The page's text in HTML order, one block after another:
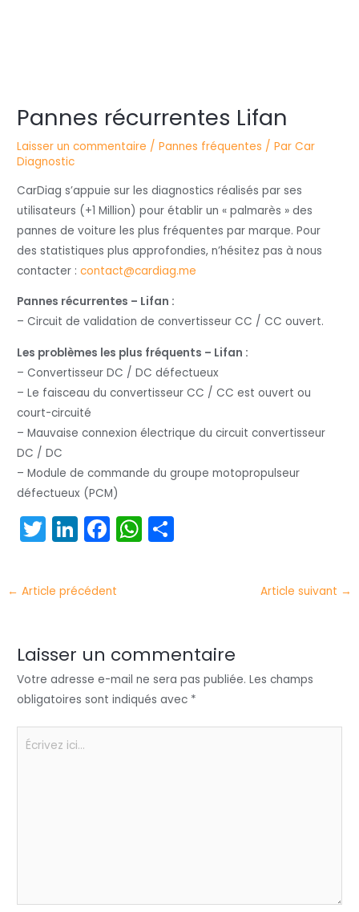
Pannes récurrentes Lifan
Laisser un commentaire /Pannes fréquentes / ParCar
Diagnostic
CarDiag s’appuie sur les diagnostics réalisés par ses
utilisateurs (+1 Million) pour établir un « palmarès » des
pannes de voiture les plus fréquentes par marque. Pour
des statistiques plus approfondies, n’hésitez pas à nous
contacter :contact@cardiag.me
Pannes récurrentes – Lifan :
– Circuit de validation de convertisseur CC / CC ouvert.
Les problèmes les plus fréquents – Lifan :
– Convertisseur DC / DC défectueux
– Le faisceau du convertisseur CC / CC est ouvert ou
court-circuité
– Mauvaise connexion électrique du circuit convertisseur
DC / DC
– Module de commande du groupe motopropulseur
défectueux (PCM)
T
w
itt
er
Li
n
k
e
n
F
a
c
e
o
o
k
W
h
p
p
er
des
articles
← Article précédent Article suivant →
Laisser un commentaire
Votre adresse e-mail ne sera pas publiée. Les champs
obligatoires sont indiqués avec *
Écrivez